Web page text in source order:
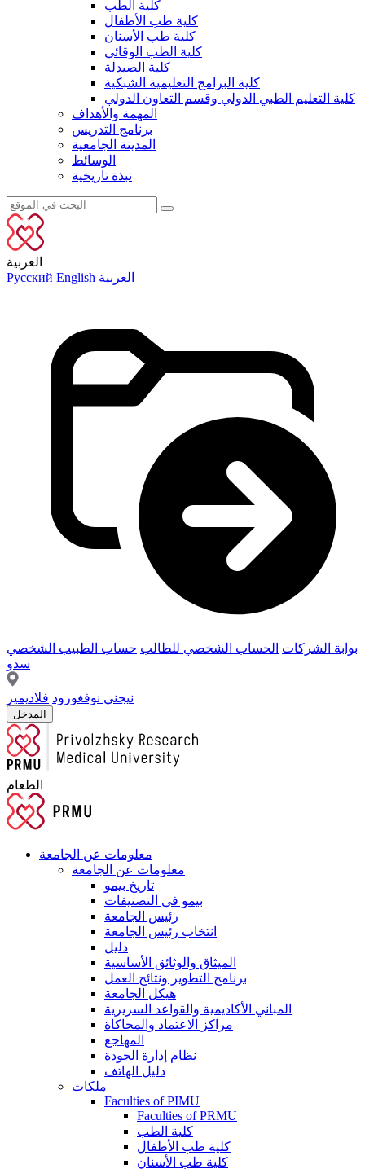
كلية الطب
كلية طب الأطفال
كلية طب الأسنان
كلية الطب الوقائي
كلية الصيدلة
كلية البرامج التعليمية الشبكية
كلية التعليم الطبي الدولي وقسم التعاون الدولي
المهمة والأهداف
برنامج التدريس
المدينة الجامعية
الوسائط
نبذة تاريخية
العربية
Русский English العربية
بوابة الشركات الحساب الشخصي للطالب حساب الطبيب الشخصي
سدو
نيجني نوفغورود فلاديمير
المدخل
الطعام
معلومات عن الجامعة
معلومات عن الجامعة
تاريخ بيمو
بيمو في التصنيفات
رئيس الجامعة
انتخاب رئيس الجامعة
دليل
الميثاق والوثائق الأساسية
برنامج التطوير ونتائج العمل
هيكل الجامعة
المباني الأكاديمية والقواعد السريرية
مراكز الاعتماد والمحاكاة
المهاجع
نظام إدارة الجودة
دليل الهاتف
ملكات
Faculties of PIMU
Faculties of PRMU
كلية الطب
كلية طب الأطفال
كلية طب الأسنان